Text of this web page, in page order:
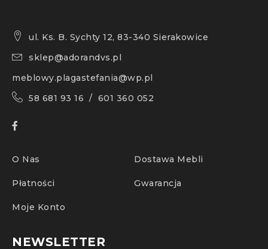
ul. Ks. B. Sychty 12, 83-340 Sierakowice
sklep@adorandvs.pl
meblowy.plagastefania@wp.pl
58 681 93 16 / 601 360 052
O Nas Dostawa Mebli
Płatności Gwarancja
Moje Konto
NEWSLETTER